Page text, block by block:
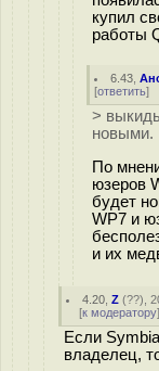
купил
работы
6.43 ,
[ответить]
>
новыми.
По
юзеров
будет
WP7 и
и их
4.20 ,Z (??),
[к модератору]
Если
владелец,